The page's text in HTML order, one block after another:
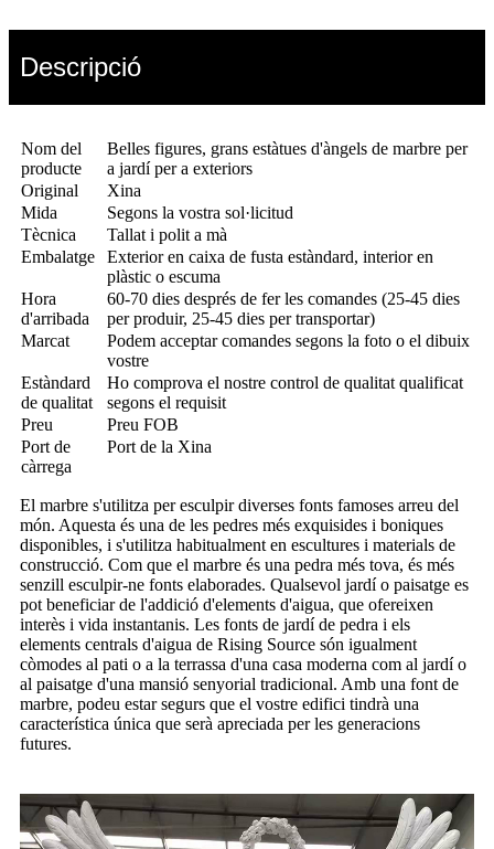
Descripció
Nom del
producte
Belles figures, grans estàtues d'àngels de marbre per
a jardí per a exteriors
Original
Xina
Mida
Segons la vostra sol·licitud
Tècnica
Tallat i polit a mà
Embalatge
Exterior en caixa de fusta estàndard, interior en
plàstic o escuma
Hora
d'arribada
60-70 dies després de fer les comandes (25-45 dies
per produir, 25-45 dies per transportar)
Marcat
Podem acceptar comandes segons la foto o el dibuix
vostre
Estàndard
de qualitat
Ho comprova el nostre control de qualitat qualificat
segons el requisit
Preu
Preu FOB
Port de
càrrega
Port de la Xina
El marbre s'utilitza per esculpir diverses fonts famoses arreu del
món. Aquesta és una de les pedres més exquisides i boniques
disponibles, i s'utilitza habitualment en escultures i materials de
construcció. Com que el marbre és una pedra més tova, és més
senzill esculpir-ne fonts elaborades. Qualsevol jardí o paisatge es
pot beneficiar de l'addició d'elements d'aigua, que ofereixen
interès i vida instantanis. Les fonts de jardí de pedra i els
elements centrals d'aigua de Rising Source són igualment
còmodes al pati o a la terrassa d'una casa moderna com al jardí o
al paisatge d'una mansió senyorial tradicional. Amb una font de
marbre, podeu estar segurs que el vostre edifici tindrà una
característica única que serà apreciada per les generacions
futures.